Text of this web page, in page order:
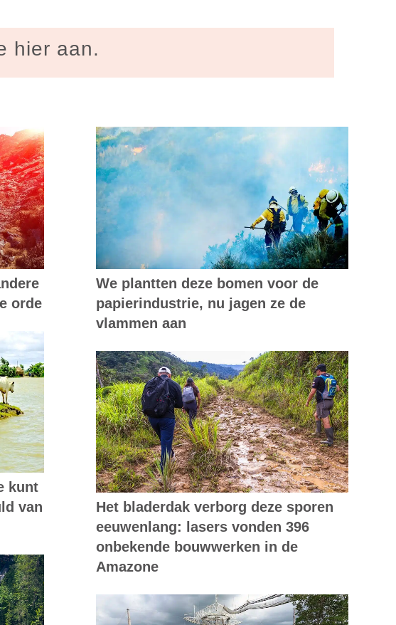
hier aan.
orde
kunt
van
We plantten deze bomen voor de
papierindustrie, nu jagen ze de
vlammen aan
Het bladerdak verborg deze sporen
eeuwenlang: lasers vonden 396
onbekende bouwwerken in de
Amazone